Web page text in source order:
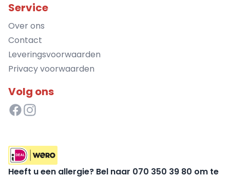
Service
Over ons
Contact
Leveringsvoorwaarden
Privacy voorwaarden
Volg ons
Heeft u een allergie? Bel naar 070 350 39 80 om te